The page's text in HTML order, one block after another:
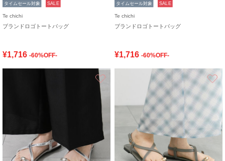
タイムセール対象 SALE
Te chichi
ブランドロゴトートバッグ
¥1,716 -60%OFF-
タイムセール対象 SALE
Te chichi
ブランドロゴトートバッグ
¥1,716 -60%OFF-